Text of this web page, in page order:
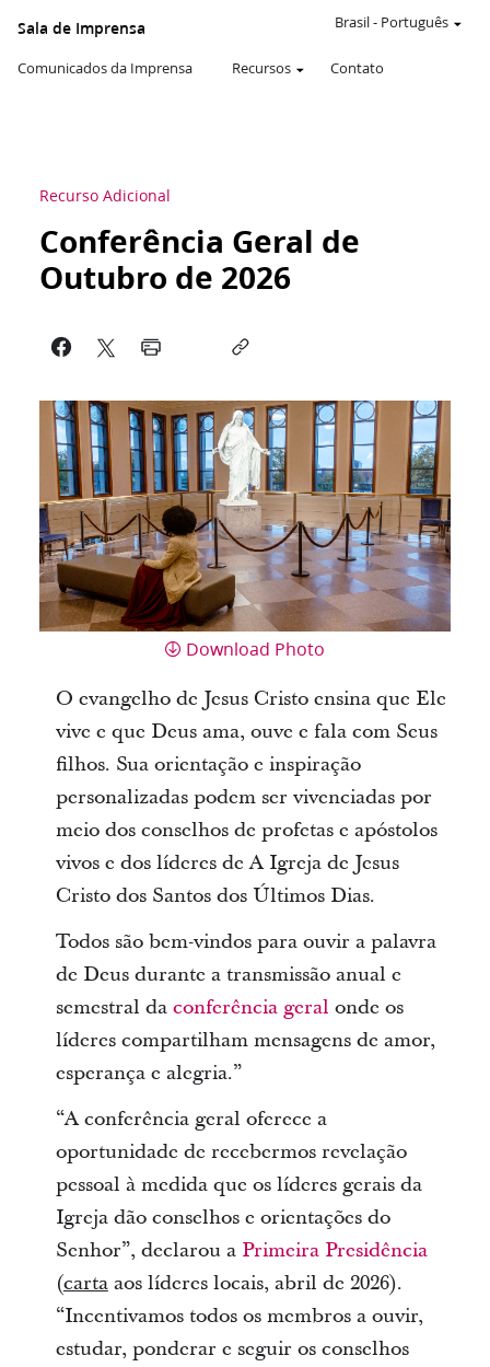
Sala de Imprensa
Comunicados da Imprensa Recursos Contato
Brasil- Português
Recurso Adicional
Conferência Geral de
Outubro de 2026
Download Photo
O evangelho de Jesus Cristo ensina que Ele
vive e que Deus ama, ouve e fala com Seus
filhos. Sua orientação e inspiração
personalizadas podem ser vivenciadas por
meio dos conselhos de profetas e apóstolos
vivos e dos líderes de A Igreja de Jesus
Cristo dos Santos dos Últimos Dias.
Todos são bem-vindos para ouvir a palavra
de Deus durante a transmissão anual e
semestral da conferência geral onde os
líderes compartilham mensagens de amor,
esperança e alegria.”
“A conferência geral oferece a
oportunidade de recebermos revelação
pessoal à medida que os líderes gerais da
Igreja dão conselhos e orientações do
Senhor”, declarou a Primeira Presidência
(cartaaos líderes locais, abril de 2026).
“Incentivamos todos os membros a ouvir,
estudar, ponderar e seguir os conselhos